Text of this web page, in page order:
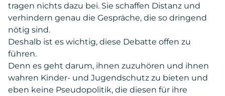
tragen nichts dazu bei. Sie schaffen Distanz und
verhindern genau die Gespräche, die so dringend
nötig sind.
Deshalb ist es wichtig, diese Debatte offen zu
führen.
Denn es geht darum, ihnen zuzuhören und ihnen
wahren Kinder- und Jugendschutz zu bieten und
eben keine Pseudopolitik, die diesen für ihre